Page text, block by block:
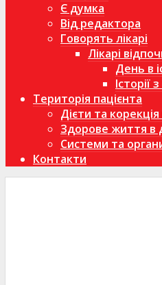
Є думка
Від редактора
Говорять лікарі
Лікарі
День в
Історії
Територія пацієнта
Дієти та корекція
Здорове життя в
Системи та
Контакти